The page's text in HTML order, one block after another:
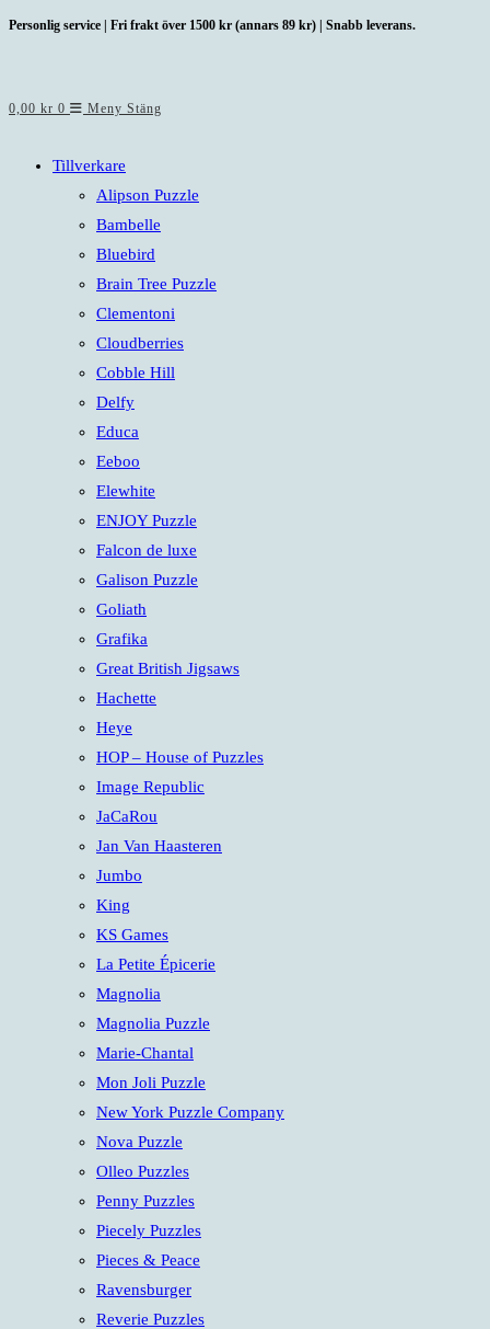
Hoppa
Personlig service | Fri frakt över 1500 kr (annars 89 kr) | Snabb leverans.
0,00 kr 0 Meny Stäng
Tillverkare
Alipson Puzzle
Bambelle
Bluebird
Brain Tree Puzzle
Clementoni
Cloudberries
Cobble Hill
Delfy
Educa
Eeboo
Elewhite
ENJOY Puzzle
Falcon de luxe
Galison Puzzle
Goliath
Grafika
Great British Jigsaws
Hachette
Heye
HOP – House of Puzzles
Image Republic
JaCaRou
Jan Van Haasteren
Jumbo
King
KS Games
La Petite Épicerie
Magnolia
Magnolia Puzzle
Marie-Chantal
Mon Joli Puzzle
New York Puzzle Company
Nova Puzzle
Olleo Puzzles
Penny Puzzles
Piecely Puzzles
Pieces & Peace
Ravensburger
Reverie Puzzles